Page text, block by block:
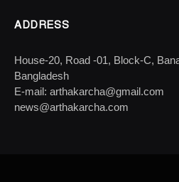
ADDRESS
House-20, Road -01, Block-C,
Bangladesh
E-mail: arthakarcha@gmail.com
news@arthakarcha.com